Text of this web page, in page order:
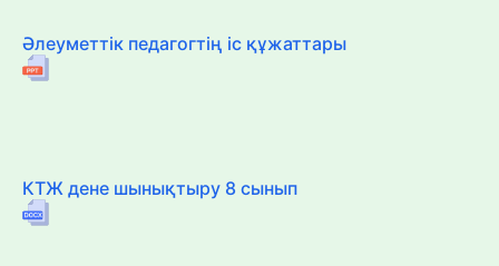
Әлеуметтік педагогтің іс құжаттары
КТЖ дене шынықтыру 8 сынып